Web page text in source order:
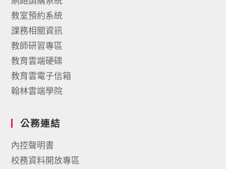
教室預約系統
課務相關資訊
教師研習專區
教育雲端硬碟
教育雲電子信箱
翰林雲端學院
公務連結
內控聲明書
校務資料開放專區